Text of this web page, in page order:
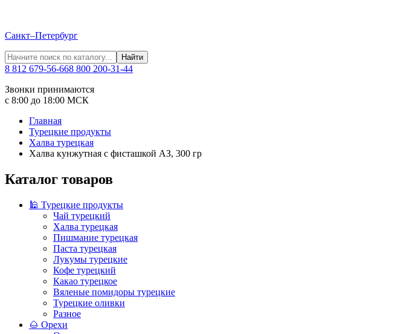
Санкт–Петербург
Найти
8 812 679-56-668 800 200-31-44
Звонки принимаются
с 8:00 до 18:00 МСК
Главная
Турецкие продукты
Халва турецкая
Халва кунжутная с фисташкой АЗ, 300 гр
Каталог товаров
🕌 Турецкие продукты
Чай турецкий
Халва турецкая
Пишмание турецкая
Паста турецкая
Лукумы турецкие
Кофе турецкий
Какао турецкое
Вяленые помидоры турецкие
Турецкие оливки
Разное
🌰 Орехи